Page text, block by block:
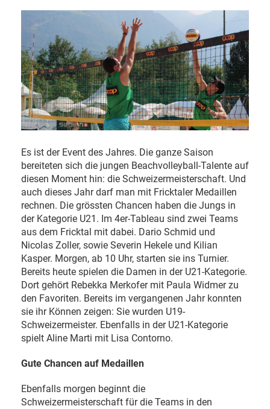
Es ist der Event des Jahres. Die ganze Saison
bereiteten sich die jungen Beachvolleyball-Talente auf
diesen Moment hin: die Schweizermeisterschaft. Und
auch dieses Jahr darf man mit Fricktaler Medaillen
rechnen. Die grössten Chancen haben die Jungs in
der Kategorie U21. Im 4er-Tableau sind zwei Teams
aus dem Fricktal mit dabei. Dario Schmid und
Nicolas Zoller, sowie Severin Hekele und Kilian
Kasper. Morgen, ab 10 Uhr, starten sie ins Turnier.
Bereits heute spielen die Damen in der U21-Kategorie.
Dort gehört Rebekka Merkofer mit Paula Widmer zu
den Favoriten. Bereits im vergangenen Jahr konnten
sie ihr Können zeigen: Sie wurden U19-
Schweizermeister. Ebenfalls in der U21-Kategorie
spielt Aline Marti mit Lisa Contorno.
Gute Chancen auf Medaillen
Ebenfalls morgen beginnt die
Schweizermeisterschaft für die Teams in den